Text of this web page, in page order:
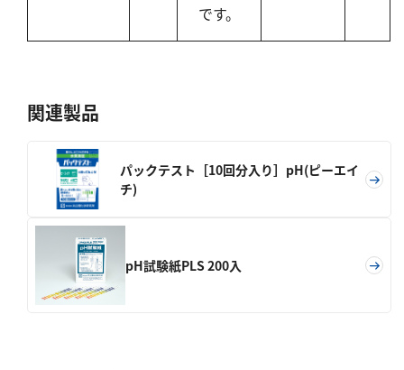
です。
関連製品
パックテスト［10回分入り］pH(ピーエイ
チ)
pH試験紙PLS 200入